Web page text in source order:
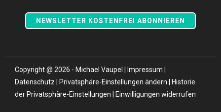
NEWSLETTER KOSTENFREI ABONNIEREN
Copyright @ 2026 - Michael Vaupel | Impressum
Datenschutz
Privatsphäre-Einstellungen ändern
Historie
der Privatsphäre-Einstellungen
Einwilligungen widerrufen